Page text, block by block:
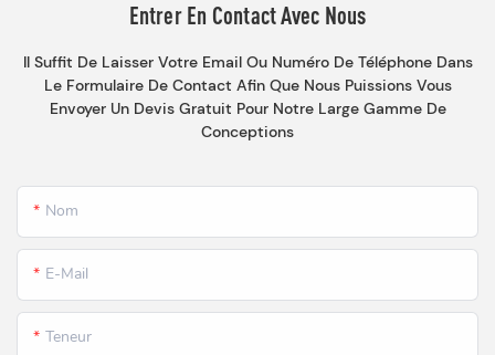
Entrer En Contact Avec Nous
Il Suffit De Laisser Votre Email Ou Numéro De Téléphone Dans
Le Formulaire De Contact Afin Que Nous Puissions Vous
Envoyer Un Devis Gratuit Pour Notre Large Gamme De
Conceptions
Nom
E-Mail
Teneur